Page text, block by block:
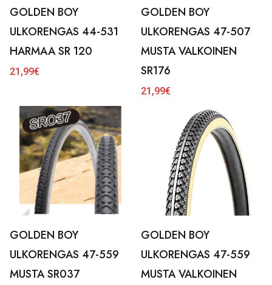
GOLDEN BOY
ULKORENGAS 44-531
HARMAA SR 120
21,99€
GOLDEN BOY
ULKORENGAS 47-507
MUSTA VALKOINEN
SR176
21,99€
GOLDEN BOY
ULKORENGAS 47-559
MUSTA SR037
GOLDEN BOY
ULKORENGAS 47-559
MUSTA VALKOINEN